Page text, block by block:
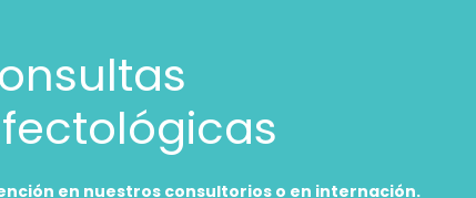
en nuestros consultorios o en internación.